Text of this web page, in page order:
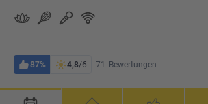
87% 4,8/6 71 Bewertungen